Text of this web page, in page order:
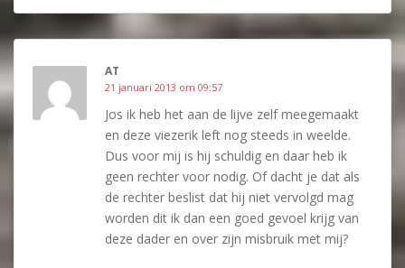
AT
21 januari 2013 om 09:57
Jos ik heb het aan de lijve zelf meegemaakt
en deze viezerik left nog steeds in weelde.
Dus voor mij is hij schuldig en daar heb ik
geen rechter voor nodig. Of dacht je dat als
de rechter beslist dat hij niet vervolgd mag
worden dit ik dan een goed gevoel krijg van
deze dader en over zijn misbruik met mij?